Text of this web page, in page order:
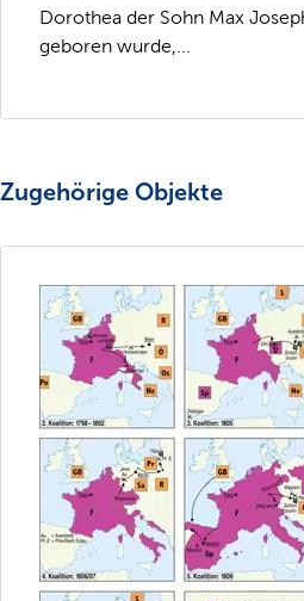
Dorothea der Sohn Max
geboren wurde,...
Zugehörige Objekte